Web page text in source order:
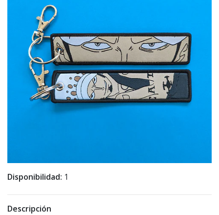
Disponibilidad: 1
Descripción